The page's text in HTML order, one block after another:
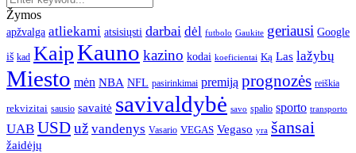
Žymos
apžvalga atliekami atsisiųsti darbai dėl futbolo Gaukite geriausi Google
iš kad KaipKauno kazino kodai koeficientai Ką Las lažybų
Miesto mėn NBA NFL pasirinkimai premiją prognozės reiškia
rekvizitai sausio savaitė savivaldybė savo spalio sporto transporto
UAB USDuž vandenys Vasario VEGAS Vegaso yra šansai
žaidėjų